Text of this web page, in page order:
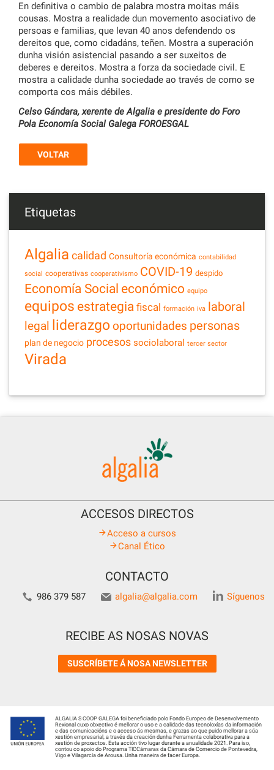
En definitiva o cambio de palabra mostra moitas máis
cousas. Mostra a realidade dun movemento asociativo de
persoas e familias, que levan 40 anos defendendo os
dereitos que, como cidadáns, teñen. Mostra a superación
dunha visión asistencial pasando a ser suxeitos de
deberes e dereitos. Mostra a forza da sociedade civil. E
mostra a calidade dunha sociedade ao través de como se
comporta cos máis débiles.
Celso Gándara, xerente de Algalia e presidente do Foro
Pola Economía Social Galega FOROESGAL
VOLTAR
Etiquetas
Algalia calidad Consultoría económica contabilidad
social cooperativas cooperativismo COVID-19 despido
Economía Social económico equipo
equipos estrategia fiscal formación iva laboral
legal liderazgo oportunidades personas
plan de negocio procesos sociolaboral tercer sector
Virada
ACCESOS DIRECTOS
Acceso a cursos
Canal Ético
CONTACTO
986 379 587 algalia@algalia.com Síguenos
RECIBE AS NOSAS NOVAS
SUSCRÍBETE Á NOSA NEWSLETTER
ALGALIA S COOP GALEGA foi beneficiado polo Fondo Europeo de Desenvolvemento
Rexional cuxo obxectivo é mellorar o uso e a calidade das tecnoloxías da información
e das comunicacións e o acceso ás mesmas, e grazas ao que puido mellorar a súa
xestión empresarial, a través da creación dunha Ferramenta colaborativa para a
xestión de proxectos. Esta acción tivo lugar durante a anualidade 2021. Para iso,
contou co apoio do Programa TICCámaras da Cámara de Comercio de Pontevedra,
Vigo e Vilagarcía de Arousa. Unha maneira de facer Europa.